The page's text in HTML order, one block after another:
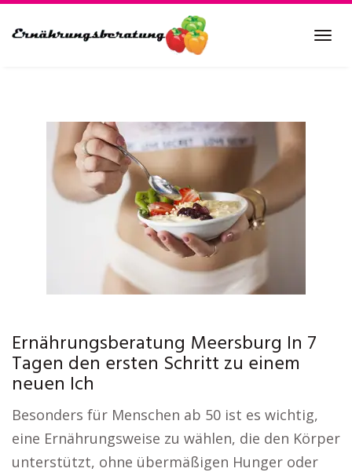
to
Ernährungsberatung Meersburg In 7
Tagen den ersten Schritt zu einem
neuen Ich
Besonders für Menschen ab 50 ist es wichtig,
eine Ernährungsweise zu wählen, die den Körper
unterstützt, ohne übermäßigen Hunger oder